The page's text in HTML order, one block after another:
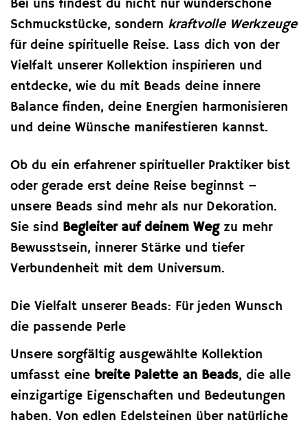
Bei uns findest du nicht nur wunderschöne
Schmuckstücke, sondern kraftvolle Werkzeuge
für deine spirituelle Reise. Lass dich von der
Vielfalt unserer Kollektion inspirieren und
entdecke, wie du mit Beads deine innere
Balance finden, deine Energien harmonisieren
und deine Wünsche manifestieren kannst.
Ob du ein erfahrener spiritueller Praktiker bist
oder gerade erst deine Reise beginnst –
unsere Beads sind mehr als nur Dekoration.
Sie sind Begleiter auf deinem Wegzu mehr
Bewusstsein, innerer Stärke und tiefer
Verbundenheit mit dem Universum.
Die Vielfalt unserer Beads: Für jeden Wunsch
die passende Perle
Unsere sorgfältig ausgewählte Kollektion
umfasst eine breite Palette an Beads, die alle
einzigartige Eigenschaften und Bedeutungen
haben. Von edlen Edelsteinen über natürliche